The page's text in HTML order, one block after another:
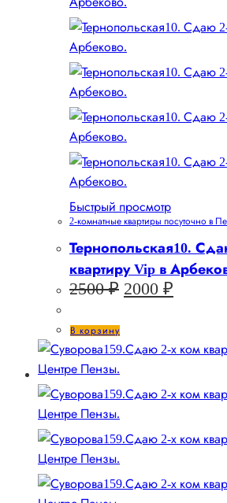
Быстрый просмотр
2-комнатные квартиры посуточно в
Тернопольская10.
квартиру Vip в
2500₽
2500 ₽.
2000 ₽
В корзину